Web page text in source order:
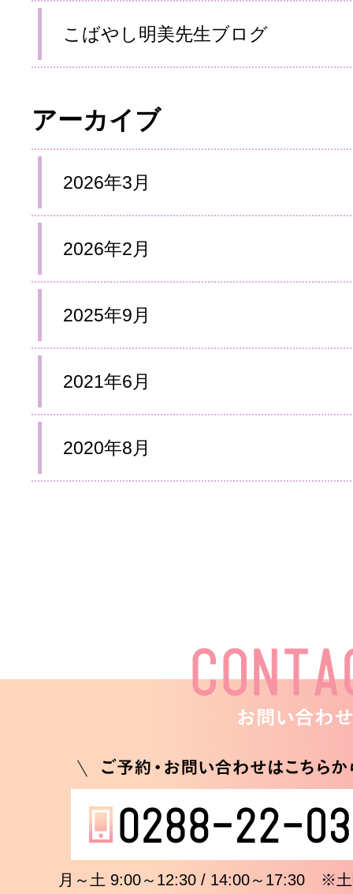
こばやし明美先生ブログ
アーカイブ
2026年3月
2026年2月
2025年9月
2021年6月
2020年8月
月～土 9:00～12:30 / 14:00～17:30 ※土